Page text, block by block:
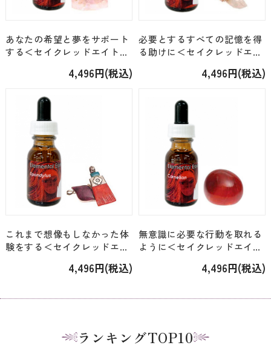
あなたの希望と夢をサポート
する＜セイクレッドエイト・
イト（27）」 [15ml]4,496円(税込)
必要とするすべての記憶を得
る助けに＜セイクレッドエイ
クオーツ（33）」 [15ml]
4,496円(税込)
これまで想像もしなかった体
験をする＜セイクレッドエイ
ディルス（45）」 [15ml]
4,496円(税込)
無意識に必要な行動を取れる
ように＜セイクレッドエイ
リアン（20）」 [15ml]4,496円(税込)
ランキングTOP10